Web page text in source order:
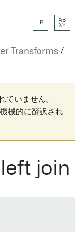
JP
AB
XY
Transforms
ていません。
械的に翻訳され
join